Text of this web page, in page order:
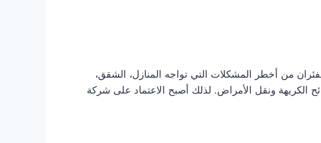
من أخطر المشكلات التي تواجه المنازل، الشقق،
الكريهة ونقل الأمراض. لذلك أصبح الاعتماد على شركة